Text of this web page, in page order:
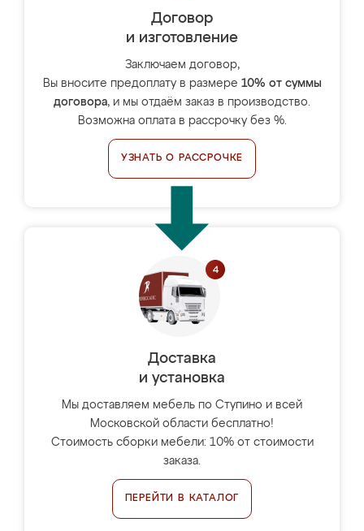
Договор
и изготовление
Заключаем договор,
Вы вносите предоплату в размере 10% от суммы
договора, и мы отдаём заказ в производство.
Возможна оплата в рассрочку без %.
УЗНАТЬ О РАССРОЧКЕ
Доставка
и установка
Мы доставляем мебель по Ступино и всей
Московской области бесплатно!
Стоимость сборки мебели: 10% от стоимости
заказа.
ПЕРЕЙТИ В КАТАЛОГ